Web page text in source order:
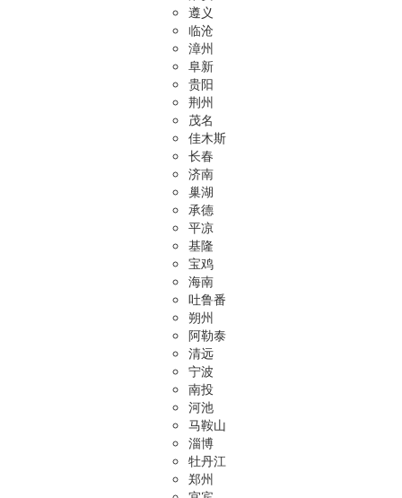
遵义
临沧
漳州
阜新
贵阳
荆州
茂名
佳木斯
长春
济南
巢湖
承德
平凉
基隆
宝鸡
海南
吐鲁番
朔州
阿勒泰
清远
宁波
南投
河池
马鞍山
淄博
牡丹江
郑州